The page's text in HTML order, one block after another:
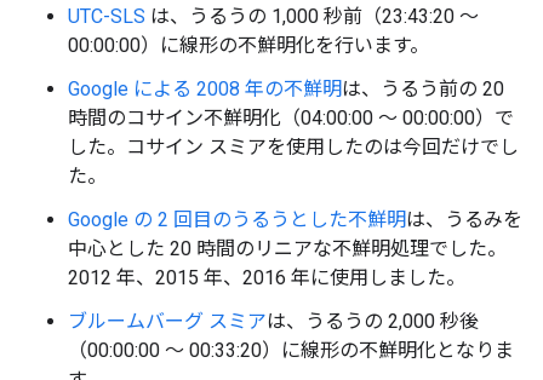
UTC-SLS は、うるうの 1,000 秒前（23:43:20 ～
00:00:00）に線形の不鮮明化を行います。
Google による 2008 年の不鮮明は、うるう前の 20
時間のコサイン不鮮明化（04:00:00 ～ 00:00:00）で
した。コサイン スミアを使用したのは今回だけでし
た。
Google の 2 回目のうるうとした不鮮明は、うるみを
中心とした 20 時間のリニアな不鮮明処理でした。
2012 年、2015 年、2016 年に使用しました。
ブルームバーグ スミアは、うるうの 2,000 秒後
（00:00:00 ～ 00:33:20）に線形の不鮮明化となりま